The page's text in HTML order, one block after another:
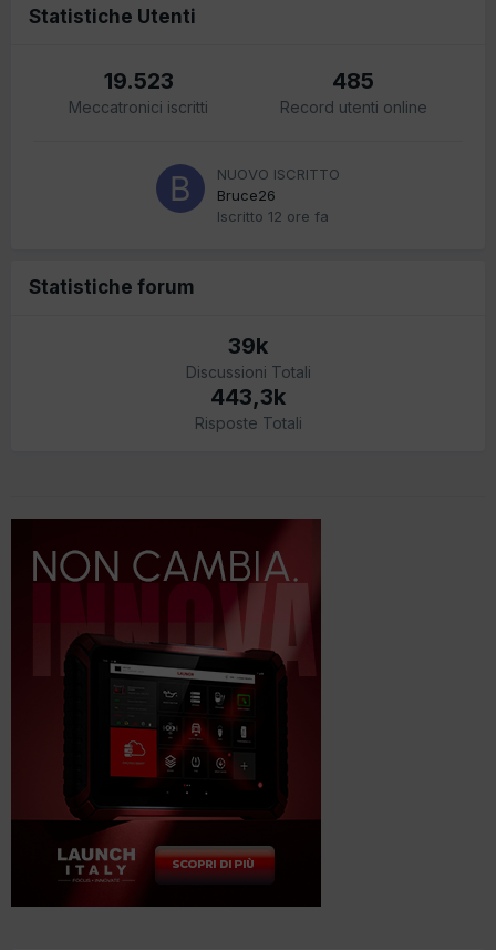
Statistiche Utenti
19.523
Meccatronici iscritti
485
Record utenti online
NUOVO ISCRITTO
Bruce26
Iscritto 12 ore fa
Statistiche forum
39k
Discussioni Totali
443,3k
Risposte Totali